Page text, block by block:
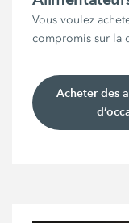
Vous voulez
compromis sur la
Acheter des